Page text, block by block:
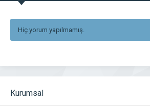
Hiç yorum yapılmamış.
Kurumsal